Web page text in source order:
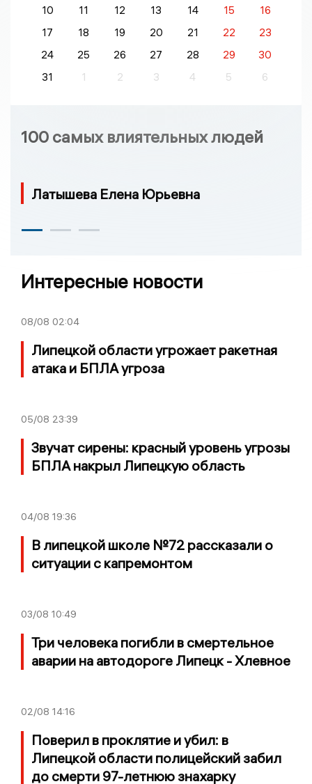
10 11 12 13 14 15
16
17
18 19 20 21 22
23
24
25 26 27 28 29
30
31
1 2 3 4 5 6
100 самых влиятельных людей
Латышева Елена Юрьевна
Интересные новости
08/08 02:04
Липецкой области угрожает ракетная
атака и БПЛА угроза
05/08 23:39
Звучат сирены: красный уровень угрозы
БПЛА накрыл Липецкую область
04/08 19:36
В липецкой школе №72 рассказали о
ситуации с капремонтом
03/08 10:49
Три человека погибли в смертельное
аварии на автодороге Липецк - Хлевное
02/08 14:16
Поверил в проклятие и убил: в
Липецкой области полицейский забил
до смерти 97-летнюю знахарку